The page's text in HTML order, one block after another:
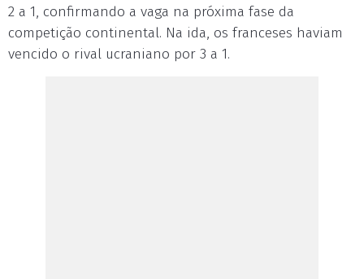
2 a 1, confirmando a vaga na próxima fase da
competição continental. Na ida, os franceses haviam
vencido o rival ucraniano por 3 a 1.